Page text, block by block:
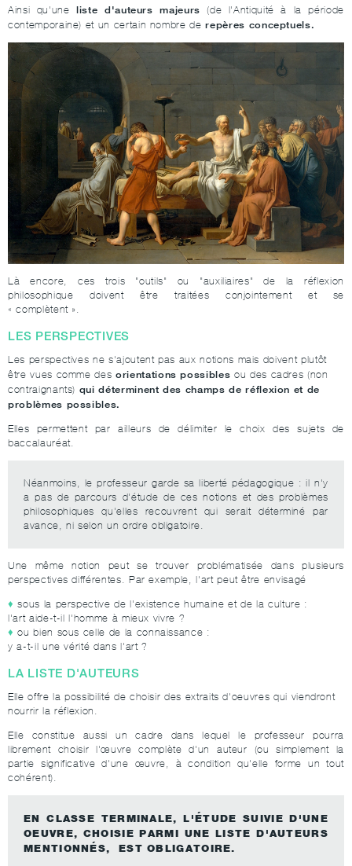
Ainsi qu'uneliste d'auteurs majeurs (de l'Antiquité à la période
contemporaine) et un certain nombre derepères conceptuels.
Là encore, ces trois "outils" ou "auxiliaires" de la réflexion
philosophique doivent être traitées conjointement et se
« complètent ».
LES PERSPECTIVES
Les perspectives ne s'ajoutent pas aux notions mais doivent plutôt
être vues comme desorientations possibles ou des cadres (non
contraignants) qui déterminent des champs de réflexion et de
problèmes possibles.
Elles permettent par ailleurs de délimiter le choix des sujets de
baccalauréat.
Néanmoins, le professeur garde sa liberté pédagogique : il n'y
a pas de parcours d'étude de ces notions et des problèmes
philosophiques qu'elles recouvrent qui serait déterminé par
avance, ni selon un ordre obligatoire.
Une même notion peut se trouver problématisée dans plusieurs
perspectives différentes. Par exemple, l'art peut être envisagé
sous la perspective de l'existence humaine et de la culture :
l'art aide-t-il l'homme à mieux vivre ?
ou bien sous celle de la connaissance :
y a-t-il une vérité dans l'art ?
LA LISTE D'AUTEURS
Elle offre la possibilité de choisir des extraits d'oeuvres qui viendront
nourrir la réflexion.
Elle constitue aussi un cadre dans lequel le professeur pourra
librement choisir l'œuvre complète d'un auteur (ou simplement la
partie significative d'une œuvre, à condition qu'elle forme un tout
cohérent).
EN CLASSE TERMINALE, L'ÉTUDE SUIVIE D'UNE
OEUVRE, CHOISIE PARMI UNE LISTE D'AUTEURS
MENTIONNÉS, EST OBLIGATOIRE.